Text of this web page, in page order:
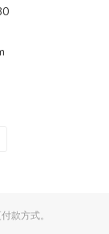
款方式。